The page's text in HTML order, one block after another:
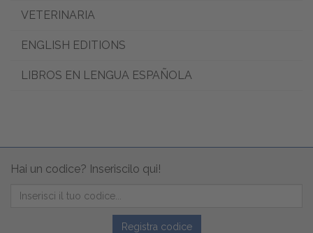
VETERINARIA
ENGLISH EDITIONS
LIBROS EN LENGUA ESPAÑOLA
Hai un codice? Inseriscilo qui!
Registra codice